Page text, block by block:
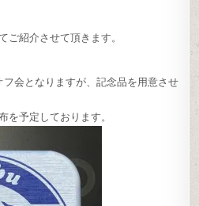
ご紹介させて頂きます。
会となりますが、記念品を用意させ
を予定しております。